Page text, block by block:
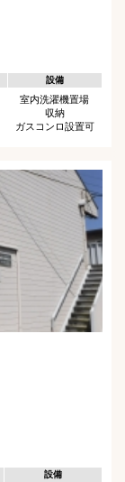
設備
室内洗濯機置場
収納
ガスコンロ設置可
設備